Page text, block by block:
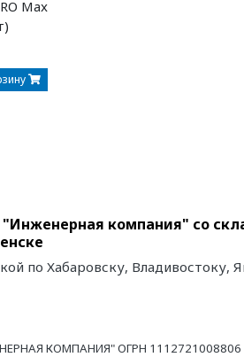
Max
компания" со
по Хабаровску, Владивостоку,
КОМПАНИЯ" ОГРН 1112721008806